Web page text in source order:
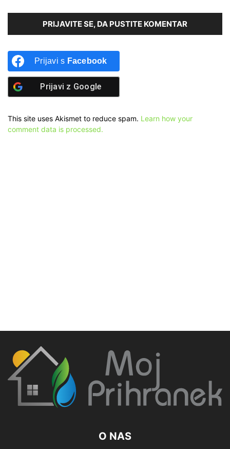
PRIJAVITE SE, DA PUSTITE KOMENTAR
Prijavi s Facebook
Prijavi z Google
This site uses Akismet to reduce spam. Learn how your
comment data is processed.
O NAS